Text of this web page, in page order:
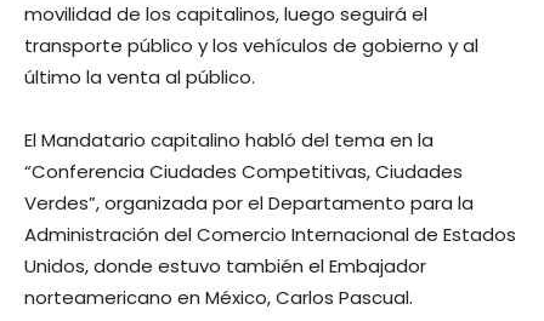
movilidad de los capitalinos, luego seguirá el
transporte público y los vehículos de gobierno y al
último la venta al público.
El Mandatario capitalino habló del tema en la
“Conferencia Ciudades Competitivas, Ciudades
Verdes”, organizada por el Departamento para la
Administración del Comercio Internacional de Estados
Unidos, donde estuvo también el Embajador
norteamericano en México, Carlos Pascual.